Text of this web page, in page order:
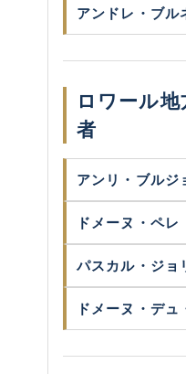
アンドレ・ブル
ロワール
者
アンリ・ブルジ
ドメーヌ・ペレ
パスカル・ジョ
ドメーヌ・デュ